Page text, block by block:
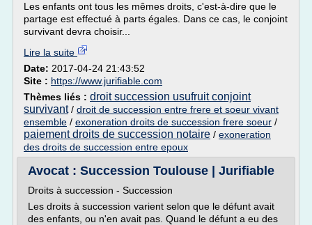
Les enfants ont tous les mêmes droits, c'est-à-dire que le
partage est effectué à parts égales. Dans ce cas, le conjoint
survivant devra choisir...
Lire la suite
Date: 2017-04-24 21:43:52
Site : https://www.jurifiable.com
Thèmes liés : droit succession usufruit conjoint
survivant/ droit de succession entre frere et soeur vivant
ensemble / exoneration droits de succession frere soeur /
paiement droits de succession notaire / exoneration
des droits de succession entre epoux
Avocat : Succession Toulouse | Jurifiable
Droits à succession - Succession
Les droits à succession varient selon que le défunt avait
des enfants, ou n'en avait pas. Quand le défunt a eu des